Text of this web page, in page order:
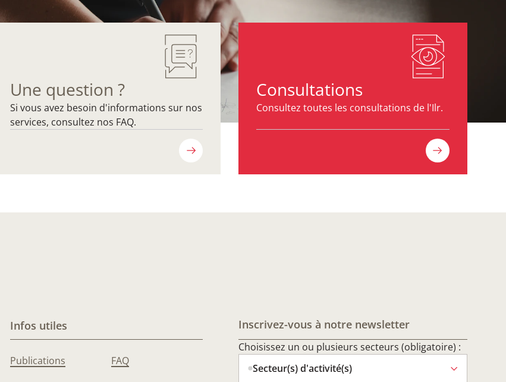
Une question ?
Si vous avez besoin d'informations sur nos
services, consultez nos FAQ.
Consultations
Consultez toutes les consultations de l'Ilr.
Infos utiles
Publications FAQ
Inscrivez-vous à notre newsletter
Choisissez un ou plusieurs secteurs (obligatoire) :
Secteur(s) d'activité(s)